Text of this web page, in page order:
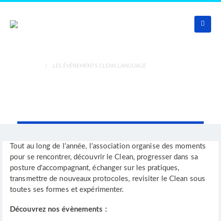
LES ÉVÈNEMENTS CLEAN LANGUAGE
Tout au long de l’année, l’association organise des moments
pour se rencontrer, découvrir le Clean, progresser dans sa
posture d‘accompagnant, échanger sur les pratiques,
transmettre de nouveaux protocoles, revisiter le Clean sous
toutes ses formes et expérimenter.
Découvrez nos évènements :